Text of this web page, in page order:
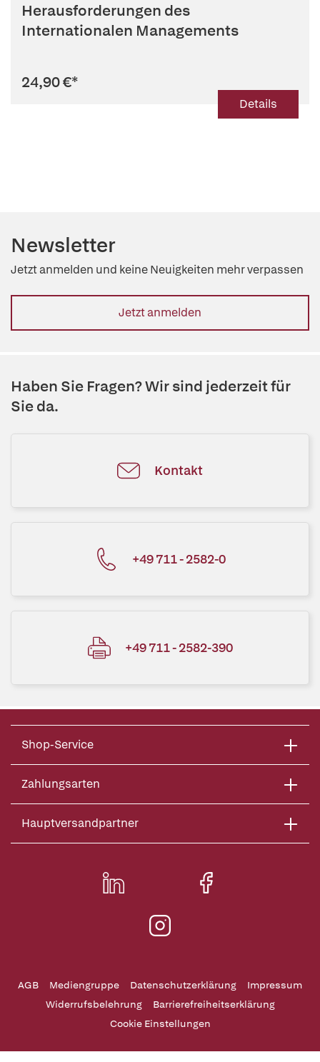
Herausforderungen des
Internationalen Managements
24,90 €*
Details
Newsletter
Jetzt anmelden und keine Neuigkeiten mehr verpassen
Jetzt anmelden
Haben Sie Fragen? Wir sind jederzeit für
Sie da.
Kontakt
+49 711 - 2582-0
+49 711 - 2582-390
Shop-Service
Zahlungsarten
Hauptversandpartner
AGB Mediengruppe Datenschutzerklärung
Impressum
Widerrufsbelehrung
Barrierefreiheitserklärung
Cookie Einstellungen